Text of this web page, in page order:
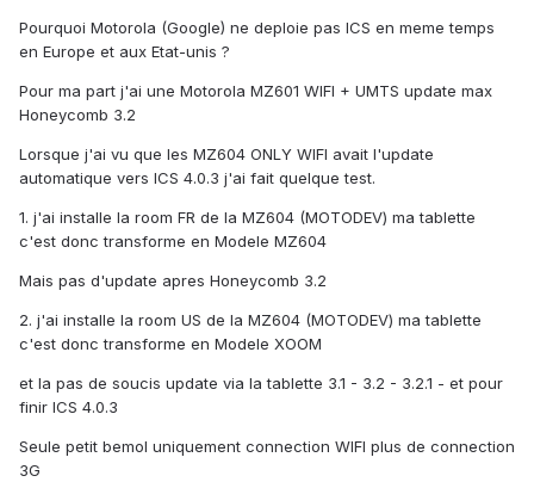
Pourquoi Motorola (Google) ne deploie pas ICS en meme temps
en Europe et aux Etat-unis ?
Pour ma part j'ai une Motorola MZ601 WIFI + UMTS update max
Honeycomb 3.2
Lorsque j'ai vu que les MZ604 ONLY WIFI avait l'update
automatique vers ICS 4.0.3 j'ai fait quelque test.
1. j'ai installe la room FR de la MZ604 (MOTODEV) ma tablette
c'est donc transforme en Modele MZ604
Mais pas d'update apres Honeycomb 3.2
2. j'ai installe la room US de la MZ604 (MOTODEV) ma tablette
c'est donc transforme en Modele XOOM
et la pas de soucis update via la tablette 3.1 - 3.2 - 3.2.1 - et pour
finir ICS 4.0.3
Seule petit bemol uniquement connection WIFI plus de connection
3G